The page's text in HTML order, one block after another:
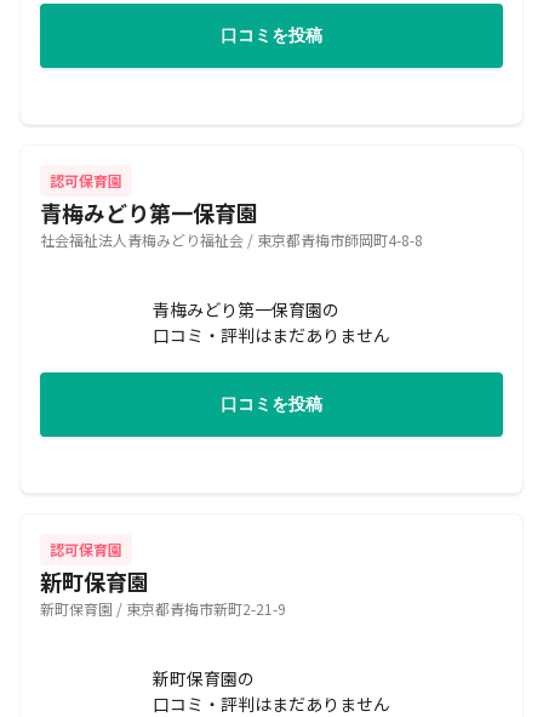
口コミを投稿
認可保育園
青梅みどり第一保育園
社会福祉法人青梅みどり福祉会 / 東京都青梅市師岡町4-8-8
青梅みどり第一保育園の
口コミ・評判はまだありません
口コミを投稿
認可保育園
新町保育園
新町保育園 / 東京都青梅市新町2-21-9
新町保育園の
口コミ・評判はまだありません